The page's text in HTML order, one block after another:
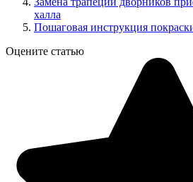
халла
Пошаговая инструкция
Оцените статью